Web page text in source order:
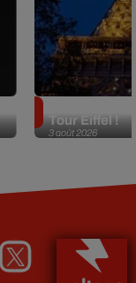
3 août 2026
Tour Eiffel !